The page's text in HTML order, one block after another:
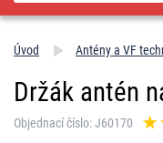
Úvod Antény a VF
Držák antén
Objednací číslo: J60170